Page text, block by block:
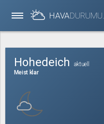
HAVADURUMU.
Hohedeich
aktuell
Meist klar